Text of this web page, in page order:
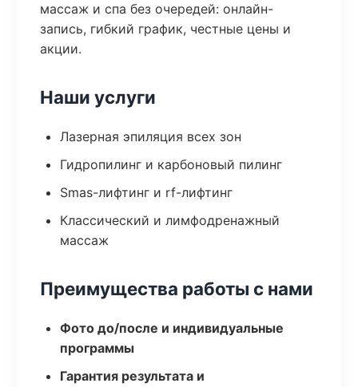
массаж и спа без очередей: онлайн-
запись, гибкий график, честные цены и
акции.
Наши услуги
Лазерная эпиляция всех зон
Гидропилинг и карбоновый пилинг
Smas-лифтинг и rf-лифтинг
Классический и лимфодренажный
массаж
Преимущества работы с нами
Фото до/после и индивидуальные
программы
Гарантия результата и